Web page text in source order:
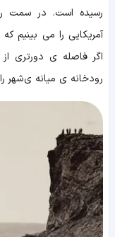
رسیده است. در سمت
آمریکایی را می بینیم
اگر فاصله ی دورتری
رودخانه ی میانه ی شهر